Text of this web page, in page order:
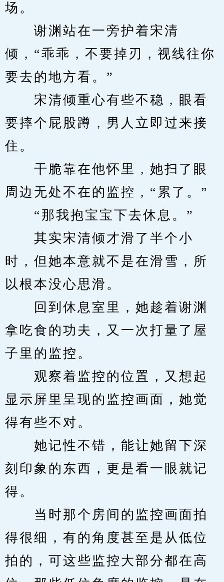
场。
谢渊站在一旁护着宋清
倾，“乖乖，不要掉刃，视线往你
要去的地方看。”
宋清倾重心有些不稳，眼看
要摔个屁股蹲，男人立即过来接
住。
干脆靠在他怀里，她扫了眼
周边无处不在的监控，“累了。”
“那我抱宝宝下去休息。”
其实宋清倾才滑了半个小
时，但她本意就不是在滑雪，所
以根本没心思滑。
回到休息室里，她趁着谢渊
拿吃食的功夫，又一次打量了屋
子里的监控。
观察着监控的位置，又想起
显示屏里呈现的监控画面，她觉
得有些不对。
她记性不错，能让她留下深
刻印象的东西，更是看一眼就记
得。
当时那个房间的监控画面拍
得很细，有的角度甚至是从低位
拍的，可这些监控大部分都在高